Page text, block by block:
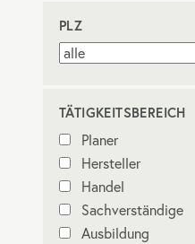
PLZ
TÄTIGKEITSBEREICH
Planer
Hersteller
Handel
Sachverständige
Ausbildung